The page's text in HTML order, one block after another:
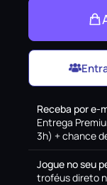
Receba por e-
Entrega
3h) + chance
Jogue no seu
troféus direto